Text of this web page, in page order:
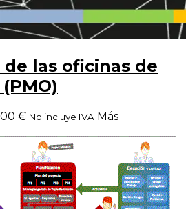
de las oficinas de
€ No incluye IVA Más